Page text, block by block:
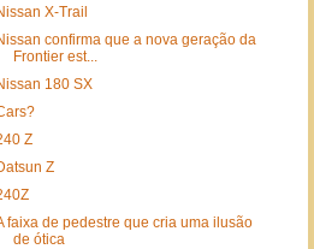
X-Trail
confirma que a nova geração da
Frontier est...
180 SX
Z
Z
faixa de pedestre que cria uma ilusão
de ótica